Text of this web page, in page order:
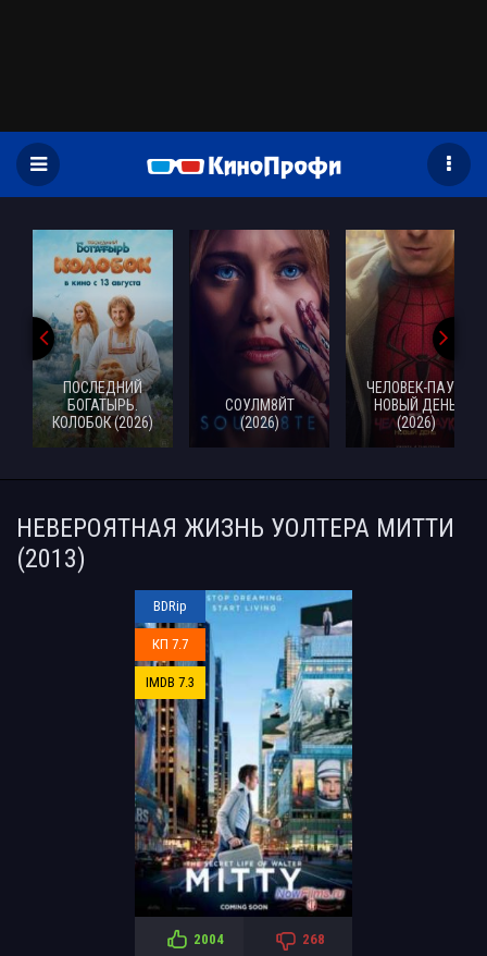
ПОСЛЕДНИЙ
БОГАТЫРЬ.
КОЛОБОК (2026)
СОУЛМ8ЙТ
(2026)
ЧЕЛОВЕК-ПАУК:
НОВЫЙ ДЕНЬ
(2026)
НЕВЕРОЯТНАЯ ЖИЗНЬ УОЛТЕРА МИТТИ
(2013)
BDRip
КП 7.7
IMDB 7.3
2004 268